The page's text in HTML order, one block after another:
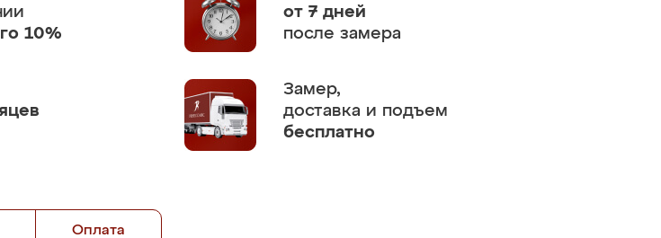
10%
от 7 дней
после замера
Замер,
доставка и подъем
бесплатно
Оплата